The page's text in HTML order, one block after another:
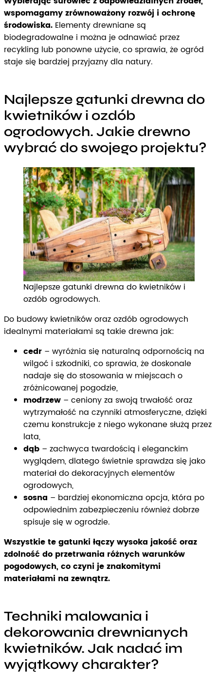
wspomagamy zrównoważony rozwój i ochronę
środowiska. Elementy drewniane są
biodegradowalne i można je odnawiać przez
recykling lub ponowne użycie, co sprawia, że ogród
staje się bardziej przyjazny dla natury.
Najlepsze gatunki drewna do
kwietników i ozdób
ogrodowych. Jakie drewno
wybrać do swojego projektu?
Najlepsze gatunki drewna do kwietników i
ozdób ogrodowych.
Do budowy kwietników oraz ozdób ogrodowych
idealnymi materiałami są takie drewna jak:
cedr – wyróżnia się naturalną odpornością na
wilgoć i szkodniki, co sprawia, że doskonale
nadaje się do stosowania w miejscach o
zróżnicowanej pogodzie,
modrzew – ceniony za swoją trwałość oraz
wytrzymałość na czynniki atmosferyczne, dzięki
czemu konstrukcje z niego wykonane służą przez
lata,
dąb – zachwyca twardością i eleganckim
wyglądem, dlatego świetnie sprawdza się jako
materiał do dekoracyjnych elementów
ogrodowych,
sosna – bardziej ekonomiczna opcja, która po
odpowiednim zabezpieczeniu również dobrze
spisuje się w ogrodzie.
Wszystkie te gatunki łączy wysoka jakość oraz
zdolność do przetrwania różnych warunków
pogodowych, co czyni je znakomitymi
materiałami na zewnątrz.
Techniki malowania i
dekorowania drewnianych
kwietników. Jak nadać im
wyjątkowy charakter?